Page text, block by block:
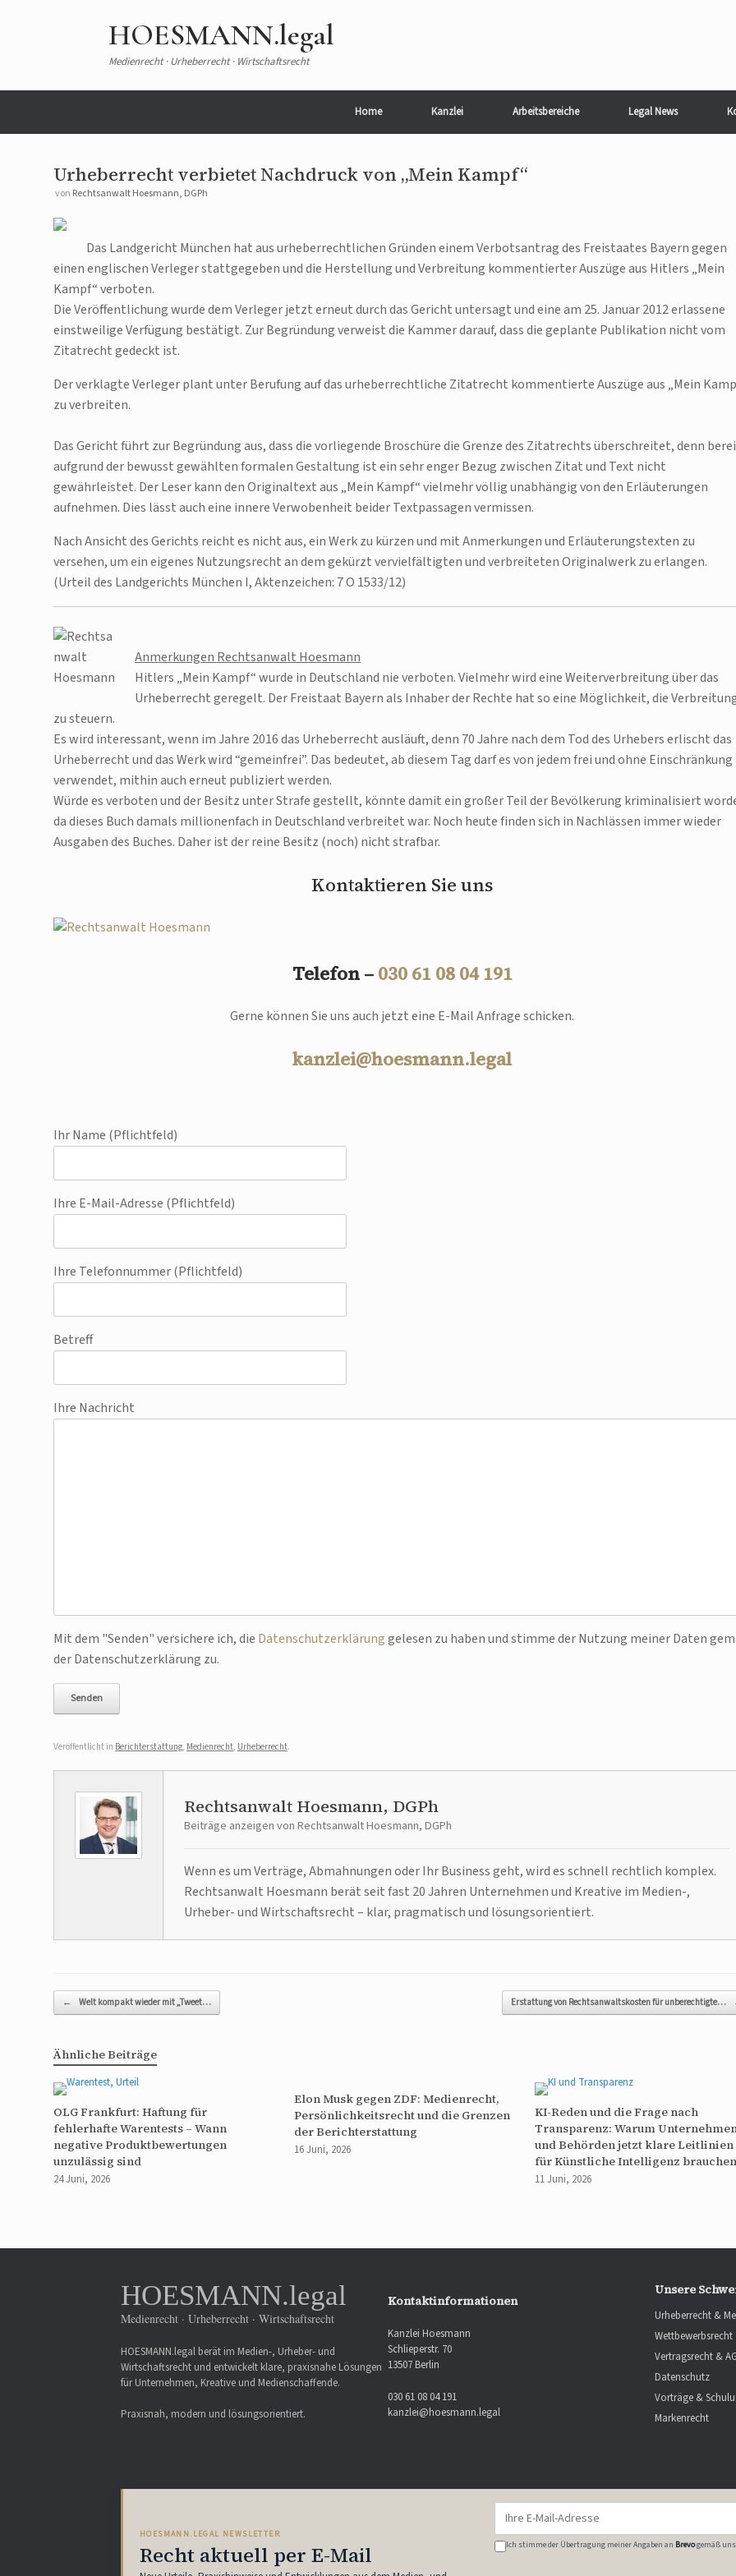
HOESMANN.legal
Medienrecht · Urheberrecht · Wirtschaftsrecht
Home Kanzlei Arbeitsbereiche Legal News
Urheberrecht verbietet Nachdruck von „Mein Kampf“
von Rechtsanwalt Hoesmann, DGPh
Das Landgericht München hat aus urheberrechtlichen Gründen einem Verbotsantrag des Freistaates Bayern gegen
einen englischen Verleger stattgegeben und die Herstellung und Verbreitung kommentierter Auszüge aus Hitlers „Mein
Kampf“ verboten.
Die Veröffentlichung wurde dem Verleger jetzt erneut durch das Gericht untersagt und eine am 25. Januar 2012 erlassene
einstweilige Verfügung bestätigt. Zur Begründung verweist die Kammer darauf, dass die geplante Publikation nicht vom
Zitatrecht gedeckt ist.
Der verklagte Verleger plant unter Berufung auf das urheberrechtliche Zitatrecht kommentierte Auszüge aus „Mein
zu verbreiten.
Das Gericht führt zur Begründung aus, dass die vorliegende Broschüre die Grenze des Zitatrechts überschreitet, denn
aufgrund der bewusst gewählten formalen Gestaltung ist ein sehr enger Bezug zwischen Zitat und Text nicht
gewährleistet. Der Leser kann den Originaltext aus „Mein Kampf“ vielmehr völlig unabhängig von den Erläuterungen
aufnehmen. Dies lässt auch eine innere Verwobenheit beider Textpassagen vermissen.
Nach Ansicht des Gerichts reicht es nicht aus, ein Werk zu kürzen und mit Anmerkungen und Erläuterungstexten zu
versehen, um ein eigenes Nutzungsrecht an dem gekürzt vervielfältigten und verbreiteten Originalwerk zu erlangen.
(Urteil des Landgerichts München I, Aktenzeichen: 7 O 1533/12)
Anmerkungen Rechtsanwalt Hoesmann
Hitlers „Mein Kampf“ wurde in Deutschland nie verboten. Vielmehr wird eine Weiterverbreitung über das
Urheberrecht geregelt. Der Freistaat Bayern als Inhaber der Rechte hat so eine Möglichkeit, die
zu steuern.
Es wird interessant, wenn im Jahre 2016 das Urheberrecht ausläuft, denn 70 Jahre nach dem Tod des Urhebers erlischt das
Urheberrecht und das Werk wird “gemeinfrei”. Das bedeutet, ab diesem Tag darf es von jedem frei und ohne Einschränkung
verwendet, mithin auch erneut publiziert werden.
Würde es verboten und der Besitz unter Strafe gestellt, könnte damit ein großer Teil der Bevölkerung kriminalisiert
da dieses Buch damals millionenfach in Deutschland verbreitet war. Noch heute finden sich in Nachlässen immer wieder
Ausgaben des Buches. Daher ist der reine Besitz (noch) nicht strafbar.
Kontaktieren Sie uns
Telefon – 030 61 08 04 191
Gerne können Sie uns auch jetzt eine E-Mail Anfrage schicken.
kanzlei@hoesmann.legal
Ihr Name (Pflichtfeld)
Ihre E-Mail-Adresse (Pflichtfeld)
Ihre Telefonnummer (Pflichtfeld)
Betreff
Ihre Nachricht
Bitte lasse dieses Feld leer.
Mit dem "Senden" versichere ich, die Datenschutzerklärunggelesen zu haben und stimme der Nutzung meiner Daten
der Datenschutzerklärung zu.
Veröffentlicht in Berichterstattung, Medienrecht, Urheberrecht.
Rechtsanwalt Hoesmann, DGPh
Beiträge anzeigen von Rechtsanwalt Hoesmann, DGPh
Wenn es um Verträge, Abmahnungen oder Ihr Business geht, wird es schnell rechtlich komplex.
Rechtsanwalt Hoesmann berät seit fast 20 Jahren Unternehmen und Kreative im Medien-,
Urheber- und Wirtschaftsrecht – klar, pragmatisch und lösungsorientiert.
Beitragsnavigation
← Welt kompakt wieder mit „Tweet… Erstattung von Rechtsanwaltskosten für unberechtigte…
Ähnliche Beiträge
OLG Frankfurt: Haftung für
fehlerhafte Warentests – Wann
negative Produktbewertungen
unzulässig sind
24 Juni, 2026
Elon Musk gegen ZDF: Medienrecht,
Persönlichkeitsrecht und die Grenzen
der Berichterstattung
16 Juni, 2026
KI-Reden und die Frage nach
Transparenz: Warum
und Behörden jetzt klare Leitlinien
für Künstliche Intelligenz
11 Juni, 2026
HOESMANN.legal
Medienrecht · Urheberrecht · Wirtschaftsrecht
HOESMANN.legal berät im Medien-, Urheber- und
Wirtschaftsrecht und entwickelt klare, praxisnahe Lösungen
für Unternehmen, Kreative und Medienschaffende.
Praxisnah, modern und lösungsorientiert.
Kontaktinformationen
Kanzlei Hoesmann
Schlieperstr. 70
13507 Berlin
030 61 08 04 191
kanzlei@hoesmann.legal
Unsere
Urheberrecht &
Wettbewerbsrecht
Vertragsrecht &
Datenschutz
Vorträge &
Markenrecht
HOESMANN.LEGAL NEWSLETTER
Recht aktuell per E-Mail
Mail-
Adresse
Ich stimme der Übertragung meiner Angaben an Brevogemäß